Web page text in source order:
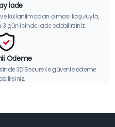
İade
kullanılmadan olması koşuluyla,
gün içinde iade edebilirsiniz.
Ödeme
3D Secure ile güvenle ödeme